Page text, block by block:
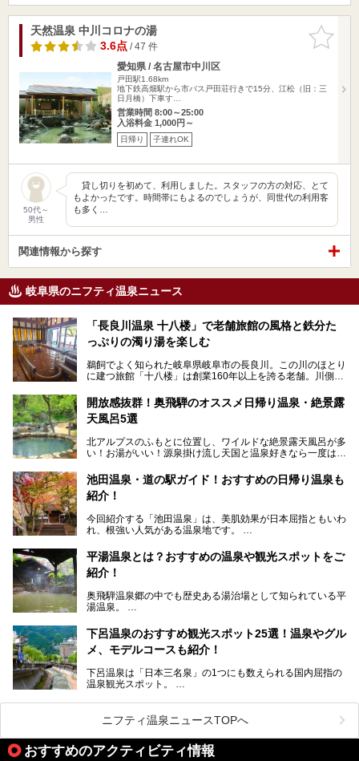
お気に入
りに追加
天然温泉 中川コロナの湯
3.6点/ 47 件
愛知県 / 名古屋市中川区
戸田駅1.68km
地下鉄高畑駅から市バス戸田荘行きで15分、江松（旧：三
日月橋）下車す…
営業時間 8:00～25:00
入浴料金 1,000円～
日帰り 子連れOK
50代～
男性
貸し切りを初めて、利用しました。スタッフの方の対応、とて
もよかったです。時間帯にもよるのでしょうが、同世代の利用客
も多く…
関連情報から探す
岐阜県のニフティ温泉ニュース
「長良川温泉 十八楼」で老舗旅館の風格と鉄分た
っぷりの濁り湯を楽しむ
鵜飼でよく知られた岐阜県岐阜市の長良川。この川のほとり
に建つ旅館「十八楼」は創業160年以上を誇る老舗。川側の
濁り湯で、地産地消にこだわった食事も定評があります。
そして大浴場は日帰り入浴もできるんですよ。泊まりでも日
岐阜の手仕事に触れる旅とともに楽しんでみてはいかがでし
ょう！
───
提供元：岐阜県【PR】
この記事は岐阜県のPR記事です。
開放感抜群！奥飛騨のオススメ日帰り温泉・絶景露
天風呂5選
北アルプスのふもとに位置し、ワイルドな絶景露天風呂が多
い！お湯がいい！源泉掛け流し天国と温泉好きなら一度は行
「平湯温泉」「福地温泉」「新平湯温泉」「栃尾温泉」「新
穂高温泉」と5つの温泉地を総称して奥飛騨温泉郷と呼びま
風呂を5ヶ所ご紹介したいと思います。いずれも素晴らしい
温泉ですよ！
池田温泉・道の駅ガイド！おすすめの日帰り温泉も
紹介！
今回紹介する「池田温泉」は、美肌効果が日本屈指ともいわ
れ、根強い人気がある温泉地です。
温泉旅として利用することができます。
池田温泉には道の駅があるなど、温泉、観光、買い物と、さ
そんな池田温泉の魅力を詳しく紹介していきます！
平湯温泉とは？おすすめの温泉や観光スポットをご
紹介！
奥飛騨温泉郷の中でも歴史ある湯治場として知られている平
湯温泉。
らの利用客も増え、ますます賑わいを見せています。そこで
今回は、平湯温泉の観光スポットとおすすめの温泉施設を紹
介します。気になる温泉をぜひチェックしてみてください。
下呂温泉のおすすめ観光スポット25選！温泉やグル
メ、モデルコースも紹介！
下呂温泉は「日本三名泉」の1つにも数えられる国内屈指の
温泉観光スポット。
のグルメを楽しんだり、周辺にある名所にも足を伸ばしたり
したいもの。
本記事では、下呂温泉エリアにあるおすすめの観光スポット
をご紹介するとともに散策する際のモデルコースもご提案。
ニフティ温泉ニュースTOPへ
おすすめのアクティビティ情報